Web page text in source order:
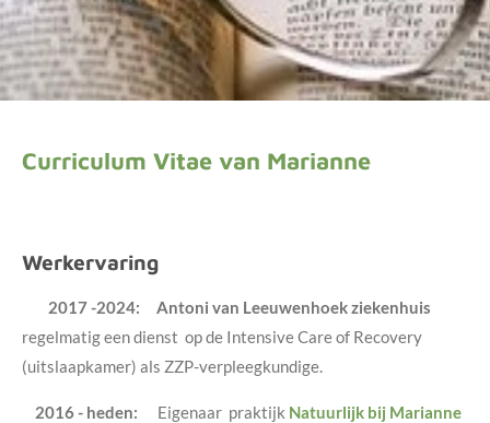
Curriculum Vitae van Marianne
Werkervaring
2017 -2024: Antoni van Leeuwenhoek ziekenhuis
regelmatig een dienst op de Intensive Care of Recovery
(uitslaapkamer) als ZZP-verpleegkundige.
2016 - heden: Eigenaar praktijk Natuurlijk bij Marianne